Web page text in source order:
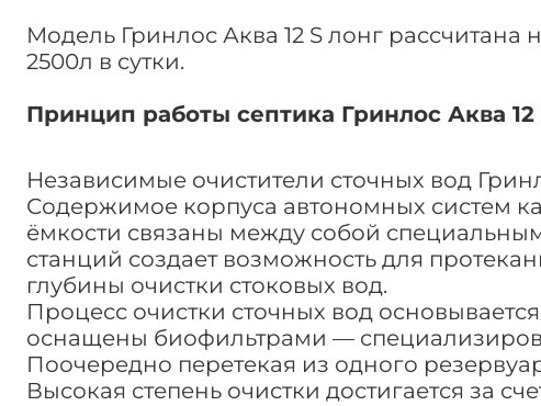
Модель Гринлос Аква 12 S лонг
2500л в сутки.
Принцип работы септика Гринлос Аква 12
Независимые очистители сточных вод
Содержимое корпуса автономных систем
ёмкости связаны между собой
станций создает возможность для
глубины очистки стоковых вод.
Процесс очистки сточных вод
оснащены биофильтрами —
Поочередно перетекая из одного
Высокая степень очистки достигается за